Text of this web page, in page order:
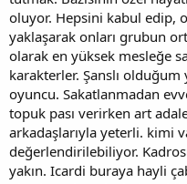
oluyor. Hepsini kabul edip,
yaklaşarak onları grubun
olarak en yüksek mesleğe
karakterler. Şanslı
oyuncu. Sakatlanmadan
topuk pası verirken art
arkadaşlarıyla yeterli. kimi
değerlendirilebiliyor.
yakın. Icardi buraya hayli